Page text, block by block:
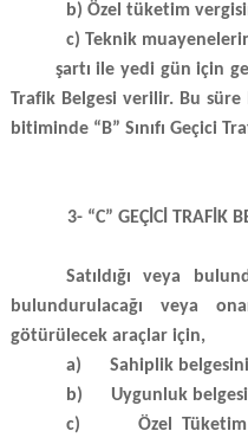
b) Özel tüketim
c) Teknik
şartı ile yedi gün için
Trafik Belgesi verilir. Bu süre
bitiminde “B” Sınıfı Geçici
3- “C” GEÇİCİ TRAFİK
Satıldığı veya
bulundurulacağı veya
götürülecek araçlar için,
a)
Sahiplik
b)
Uygunluk
c)
Özel